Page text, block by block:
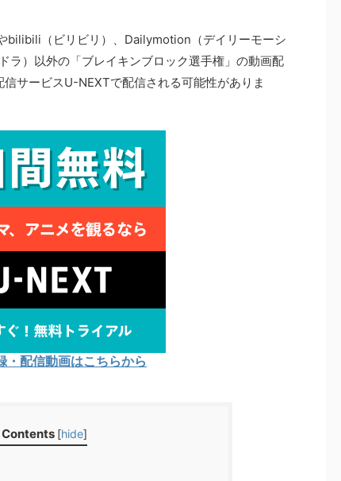
bilibili（ビリビリ）、Dailymotion（デイリーモーシ
）以外の「ブレイキンブロック選手権」の動画配
サービスU-NEXTで配信される可能性がありま
・配信動画はこちらから
Contents [hide]